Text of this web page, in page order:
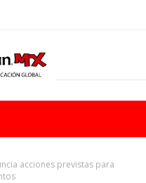
acciones previstas para